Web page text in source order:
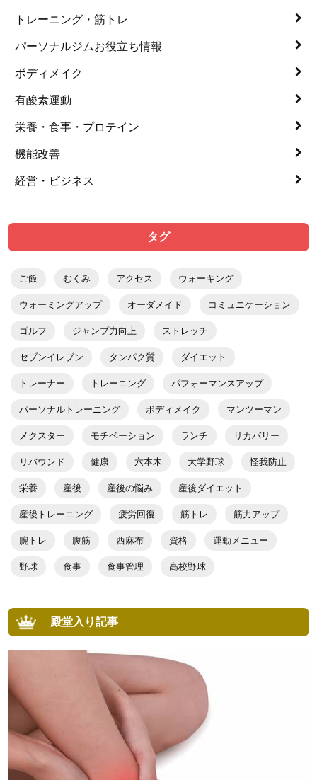
トレーニング・筋トレ
パーソナルジムお役立ち情報
ボディメイク
有酸素運動
栄養・食事・プロテイン
機能改善
経営・ビジネス
タグ
ご飯 むくみ アクセス ウォーキング
ウォーミングアップ オーダメイド コミュニケーション
ゴルフ ジャンプ力向上 ストレッチ
セブンイレブン タンパク質 ダイエット
トレーナー トレーニング パフォーマンスアップ
パーソナルトレーニング ボディメイク マンツーマン
メクスター モチベーション ランチ リカバリー
リバウンド 健康 六本木 大学野球 怪我防止
栄養 産後 産後の悩み 産後ダイエット
産後トレーニング 疲労回復 筋トレ 筋力アップ
腕トレ 腹筋 西麻布 資格 運動メニュー
野球 食事 食事管理 高校野球
殿堂入り記事